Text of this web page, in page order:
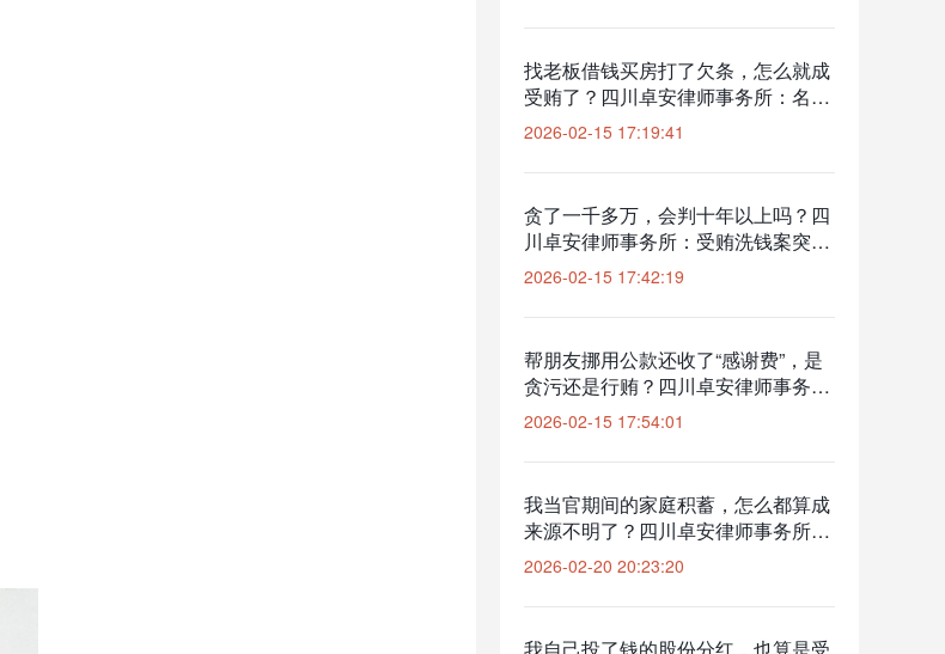
找老板借钱买房打了欠条，怎么就成
受贿了？四川卓安律师事务所：名为
借贷实为索贿的二审改判辩护
2026-02-15 17:19:41
贪了一千多万，会判十年以上吗？四
川卓安律师事务所：受贿洗钱案突破
法定刑下限获减轻处罚
2026-02-15 17:42:19
帮朋友挪用公款还收了“感谢费”，是
贪污还是行贿？四川卓安律师事务
所：多罪名辩护中的定性与量刑优化
2026-02-15 17:54:01
我当官期间的家庭积蓄，怎么都算成
来源不明了？四川卓安律师事务所：
巨额财产来源不明罪的辩护空间与资
2026-02-20 20:23:20